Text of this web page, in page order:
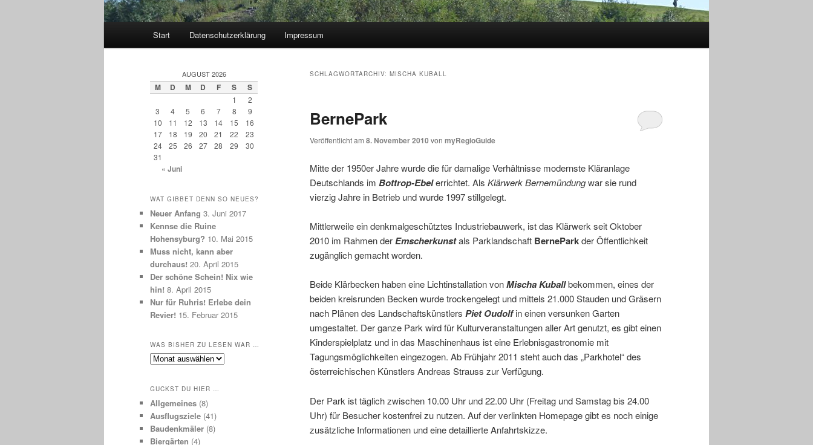
Start Datenschutzerklärung Impressum
SCHLAGWORTARCHIV: MISCHA KUBALL
BernePark
Veröffentlicht am 8. November 2010 von myRegioGuide
Mitte der 1950er Jahre wurde die für damalige Verhältnisse modernste Kläranlage
Deutschlands im Bottrop-Ebelerrichtet. Als Klärwerk Bernemündungwar sie rund
vierzig Jahre in Betrieb und wurde 1997 stillgelegt.
Mittlerweile ein denkmalgeschütztes Industriebauwerk, ist das Klärwerk seit Oktober
2010 im Rahmen derEmscherkunstals Parklandschaft BerneParkder Öffentlichkeit
zugänglich gemacht worden.
Beide Klärbecken haben eine Lichtinstallation vonMischa Kuballbekommen, eines der
beiden kreisrunden Becken wurde trockengelegt und mittels 21.000 Stauden und Gräsern
nach Plänen des Landschaftskünstlers Piet Oudolf in einen versunken Garten
umgestaltet. Der ganze Park wird für Kulturveranstaltungen aller Art genutzt, es gibt einen
Kinderspielplatz und in das Maschinenhaus ist eine Erlebnisgastronomie mit
Tagungsmöglichkeiten eingezogen. Ab Frühjahr 2011 steht auch das „Parkhotel“ des
österreichischen Künstlers Andreas Strauss zur Verfügung.
Der Park ist täglich zwischen 10.00 Uhr und 22.00 Uhr (Freitag und Samstag bis 24.00
Uhr) für Besucher kostenfrei zu nutzen. Auf der verlinkten Homepage gibt es noch einige
zusätzliche Informationen und eine detaillierte Anfahrtskizze.
AUGUST 2026
M D M D F S S
1
2
3
4 5 6 7 8
9
10
11 12 13 14 15
16
17
18 19 20 21 22
23
24
25 26 27 28 29
30
31
« Juni
WAT GIBBET DENN SO NEUES?
Neuer Anfang 3. Juni 2017
Kennse die Ruine
Hohensyburg? 10. Mai 2015
Muss nicht, kann aber
durchaus! 20. April 2015
Der schöne Schein! Nix wie
hin! 8. April 2015
Nur für Ruhris! Erlebe dein
Revier! 15. Februar 2015
WAS BISHER ZU LESEN WAR …
Was
lesen
war
…
GUCKST DU HIER …
Allgemeines (8)
Ausflugsziele (41)
Baudenkmäler (8)
Biergärten (4)